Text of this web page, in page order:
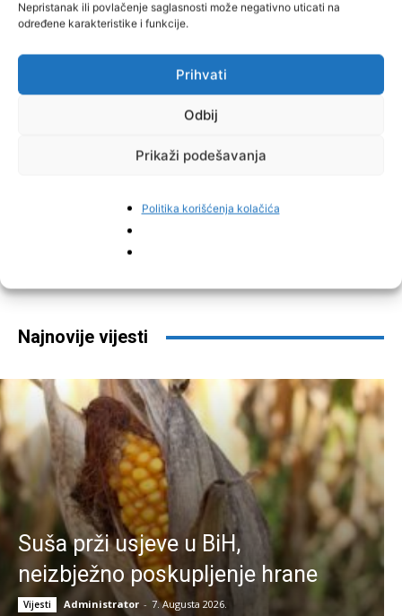
Nepristanak ili povlačenje saglasnosti može negativno uticati na
određene karakteristike i funkcije.
Prihvati
Odbij
Prikaži podešavanja
Politika korišćenja kolačića
Najnovije vijesti
Suša prži usjeve u BiH,
neizbježno poskupljenje hrane
Vijesti Administrator - 7. Augusta 2026.